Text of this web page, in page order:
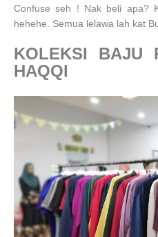
Confuse seh ! Nak beli apa?
hehehe. Semua lelawa lah kat
KOLEKSI BAJU
HAQQI